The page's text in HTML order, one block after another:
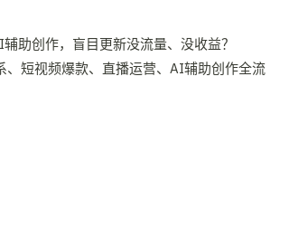
助创作，盲目更新没流量、没收益？
短视频爆款、直播运营、AI辅助创作全流